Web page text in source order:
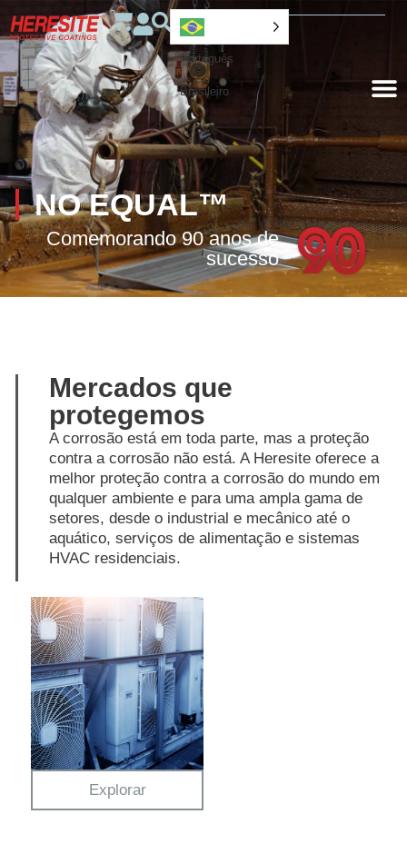
Português
Brasileiro
NO EQUAL™
Comemorando 90 anos de
sucesso
Mercados que
protegemos
A corrosão está em toda parte, mas a proteção
contra a corrosão não está. A Heresite oferece a
melhor proteção contra a corrosão do mundo em
qualquer ambiente e para uma ampla gama de
setores, desde o industrial e mecânico até o
aquático, serviços de alimentação e sistemas
HVAC residenciais.
Explorar